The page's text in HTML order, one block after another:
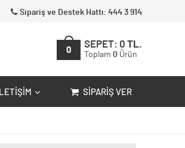
Sipariş ve Destek Hattı: 444 3 914
0
SEPET: 0 TL.
Toplam 0 Ürün
İLETIŞIM SIPARIŞ VER